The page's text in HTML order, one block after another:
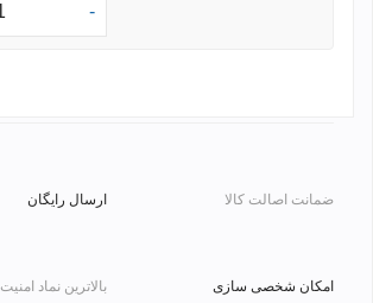
-
ضمانت اصالت کالا ارسال رایگان
امکان شخصی سازی بالاترین نماد امنیت